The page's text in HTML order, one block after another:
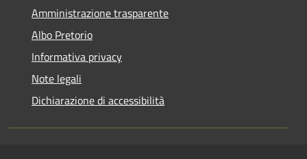
Amministrazione trasparente
Albo Pretorio
Informativa privacy
Note legali
Dichiarazione di accessibilità